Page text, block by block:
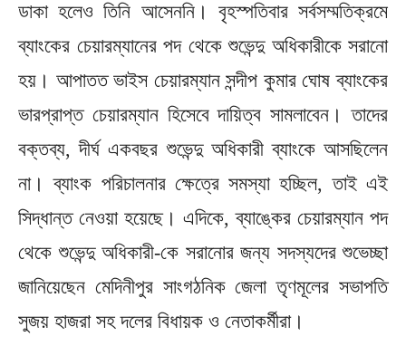
ডাকা হলেও তিনি আসেননি। বৃহস্পতিবার সর্বসম্মতিক্রমে
ব্যাংকের চেয়ারম্যানের পদ থেকে শুভেন্দু অধিকারীকে সরানো
হয়। আপাতত ভাইস চেয়ারম্যান সন্দীপ কুমার ঘোষ ব্যাংকের
ভারপ্রাপ্ত চেয়ারম্যান হিসেবে দায়িত্ব সামলাবেন। তাদের
বক্তব্য, দীর্ঘ একবছর শুভেন্দু অধিকারী ব্যাংকে আসছিলেন
না। ব্যাংক পরিচালনার ক্ষেত্রে সমস্যা হচ্ছিল, তাই এই
সিদ্ধান্ত নেওয়া হয়েছে। এদিকে, ব্যাঙ্কের চেয়ারম্যান পদ
থেকে শুভেন্দু অধিকারী-কে সরানোর জন্য সদস্যদের শুভেচ্ছা
জানিয়েছেন মেদিনীপুর সাংগঠনিক জেলা তৃণমূলের সভাপতি
সুজয় হাজরা সহ দলের বিধায়ক ও নেতাকর্মীরা।